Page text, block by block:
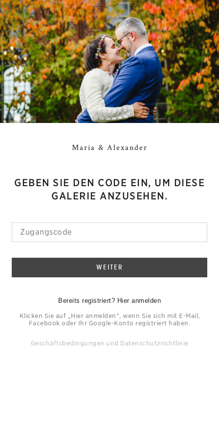
Maria & Alexander
GEBEN SIE DEN CODE EIN, UM DIESE
GALERIE ANZUSEHEN.
WEITER
Bereits registriert? Hier anmelden
Klicken Sie auf „Hier anmelden”, wenn Sie sich mit E-Mail,
Facebook oder Ihr Google-Konto registriert haben.
Geschäftsbedingungen und Datenschutzrichtlinie